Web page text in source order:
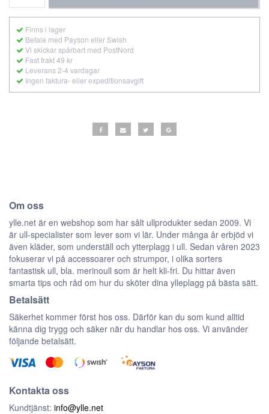
Finns i lager
Betala med Payson eller Swish
Vi skickar spårbart med PostNord
Fast frakt 49 kr
Leverans 2-4 vardagar
Ingen faktura- eller expeditionsavgift
Om oss
ylle.net är en webshop som har sålt ullprodukter sedan 2009. Vi
är ull-specialister som lever som vi lär. Under många år erbjöd vi
även kläder, som underställ och ytterplagg i ull. Sedan våren 2023
fokuserar vi på accessoarer och strumpor, i olika sorters
fantastisk ull, bla. merinoull som är helt kli-fri. Du hittar även
smarta tips och råd om hur du sköter dina ylleplagg på bästa sätt.
Betalsätt
Säkerhet kommer först hos oss. Därför kan du som kund alltid
känna dig trygg och säker när du handlar hos oss. Vi använder
följande betalsätt.
Kontakta oss
Kundtjänst: info@ylle.net